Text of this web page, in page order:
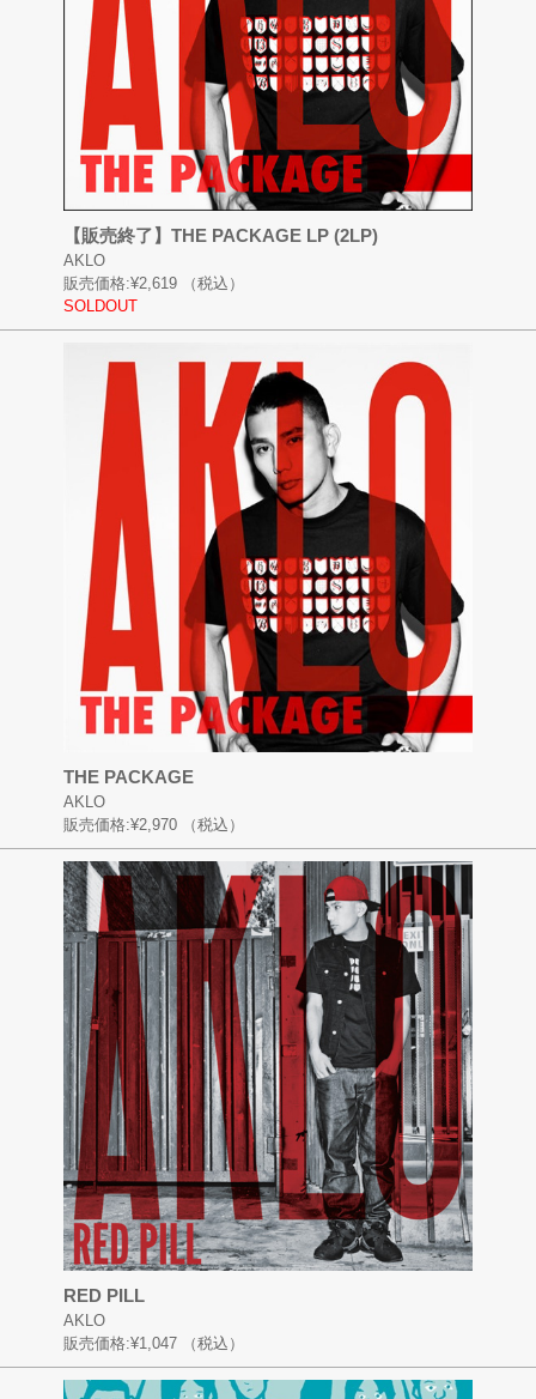
【販売終了】THE PACKAGE LP (2LP)
AKLO
販売価格:¥2,619
（税込）
SOLDOUT
THE PACKAGE
AKLO
販売価格:¥2,970 （税込）
RED PILL
AKLO
販売価格:¥1,047 （税込）